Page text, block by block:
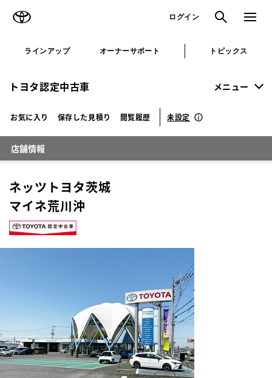
ログイン 検索 メニュ
ラインアップ オーナーサポート トピックス
トヨタ認定中古車 メニュー
お気に入り 保存した見積り 閲覧履歴 未設定
店舗情報
ネッツトヨタ茨城
マイネ荒川沖